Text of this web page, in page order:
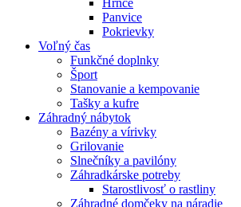
Panvice
Pokrievky
Voľný čas
Funkčné doplnky
Šport
Stanovanie a kempovanie
Tašky a kufre
Záhradný nábytok
Bazény a vírivky
Grilovanie
Slnečníky a pavilóny
Záhradkárske potreby
Starostlivosť o rastliny
Záhradné domčeky na náradie